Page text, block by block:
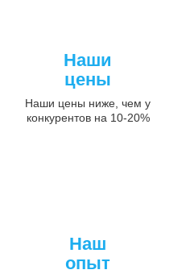
Наши
цены
Наши цены ниже, чем у
конкурентов на 10-20%
Наш
опыт